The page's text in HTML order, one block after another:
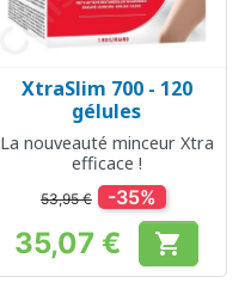
XtraSlim 700 - 120
gélules
La nouveauté minceur Xtra
efficace !
53,95 € -35%
Prix
35,07 € 